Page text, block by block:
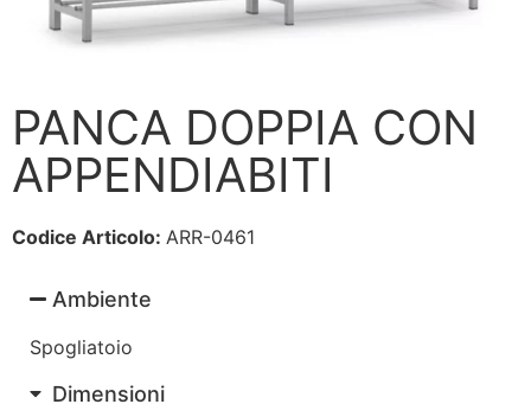
PANCA DOPPIA CON
APPENDIABITI
Codice Articolo: ARR-0461
Ambiente
Spogliatoio
Dimensioni